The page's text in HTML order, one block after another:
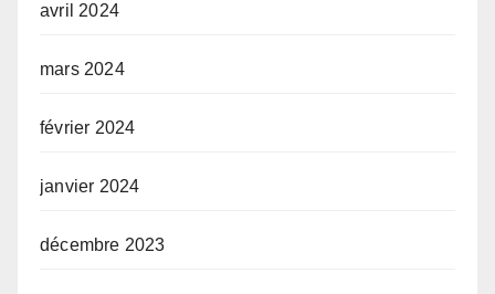
avril 2024
mars 2024
février 2024
janvier 2024
décembre 2023